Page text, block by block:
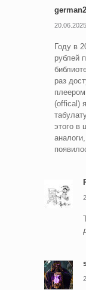
Году в
рублей
раз
плеером
(offical)
этого в